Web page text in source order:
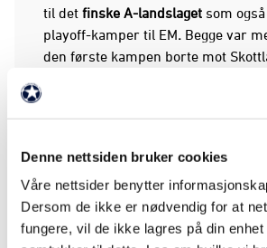
Denne nettsiden bruker cookies
Våre nettsider benytter
Dersom de ikke er nødvendig for at
fungere, vil de ikke lagres på din
til det finske A-landslaget som
playoff-kamper til EM. Begge var
den første kampen borte mot
I returkampen på hjemmebane var
scorte sitt første A-landslagsmål,
nok en scoring da hun satte inn
Det ble også sluttresultatet, og
Norge til EM.